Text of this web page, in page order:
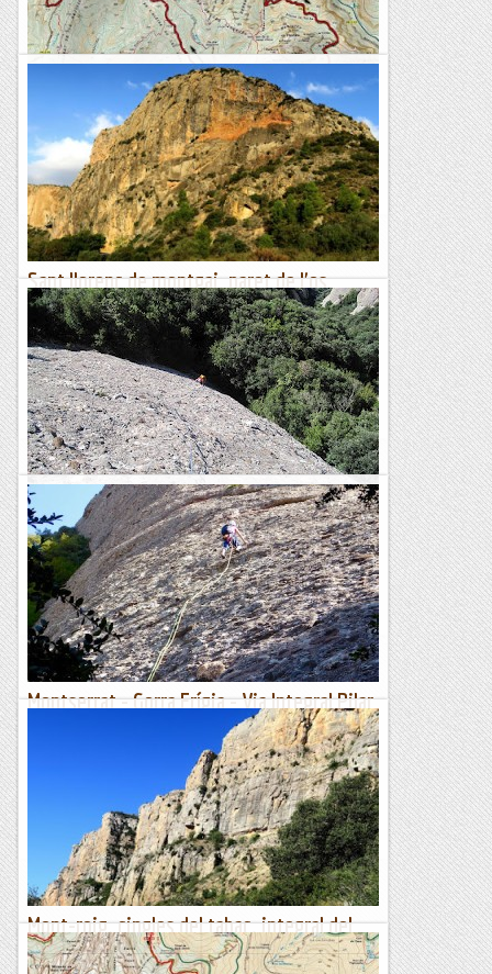
Volta integral a Montserrat 2
Dimecres 20 novembre 2019Santa Cecilia, Camí de l’Arrel, Pla
de la Trinitat, Pas del Trencabarrals, Camí Nou de Sant Jeroni
(Gorros), Miranda de Sant Jeroni (100 cims),...
Esqui Montseny
Sant llorenç de montgai. paret de l'os.
integral trifolls-isaac gabriel
9/10/19. Després de 15 dies de Trekking pels Monts Taurus i
Capadòcia a Turquia, tornem a la normalitat. Per les
condicions meteorològiques ens refugiem a Sant Llorenç...
Joan asín
GORRO FRIGI Integral Pilar Martinez
D'aquesta cara del Gorro, només havia fet la GEDE. Aquesta
via no sé si va buscant l'espai entre vies, doncs mentres vas
pujant vas veien expansions pels costats. La via no...
Conqueridors de l'inútil
Montserrat - Gorra Frígia - Via Integral Pilar
Sempre havíem anat deixant la cara sud de la Gorra Frígia,
però com poc a poc les volem anar fent totes, avui hem
escollit aquesta combinació de vies que li donen el nom...
Manel&Ita
Mont-roig. cingles del tabac. integral del
tabac.